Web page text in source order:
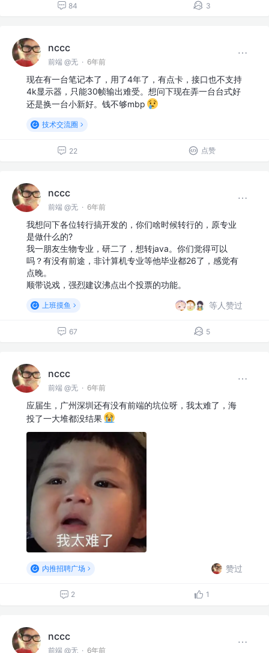
84 3
nccc
前端 @无 · 6年前
现在有一台笔记本了，用了4年了，有点卡，接口也不支持
4k显示器，只能30帧输出难受。想问下现在弄一台台式好
还是换一台小新好。钱不够mbp
技术交流圈
22 点赞
nccc
前端 @无 · 6年前
我想问下各位转行搞开发的，你们啥时候转行的，原专业
是做什么的?
我一朋友生物专业，研二了，想转java。你们觉得可以
吗？有没有前途，非计算机专业等他毕业都26了，感觉有
点晚。
顺带说戏，强烈建议沸点出个投票的功能。
上班摸鱼 等人赞过
67 5
nccc
前端 @无 · 6年前
应届生，广州深圳还有没有前端的坑位呀，我太难了，海
投了一大堆都没结果
内推招聘广场 赞过
2 1
nccc
前端 @无 · 6年前